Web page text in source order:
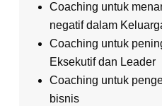
Coaching untuk
negatif dalam
Coaching untuk
Eksekutif dan Leader
Coaching untuk
bisnis